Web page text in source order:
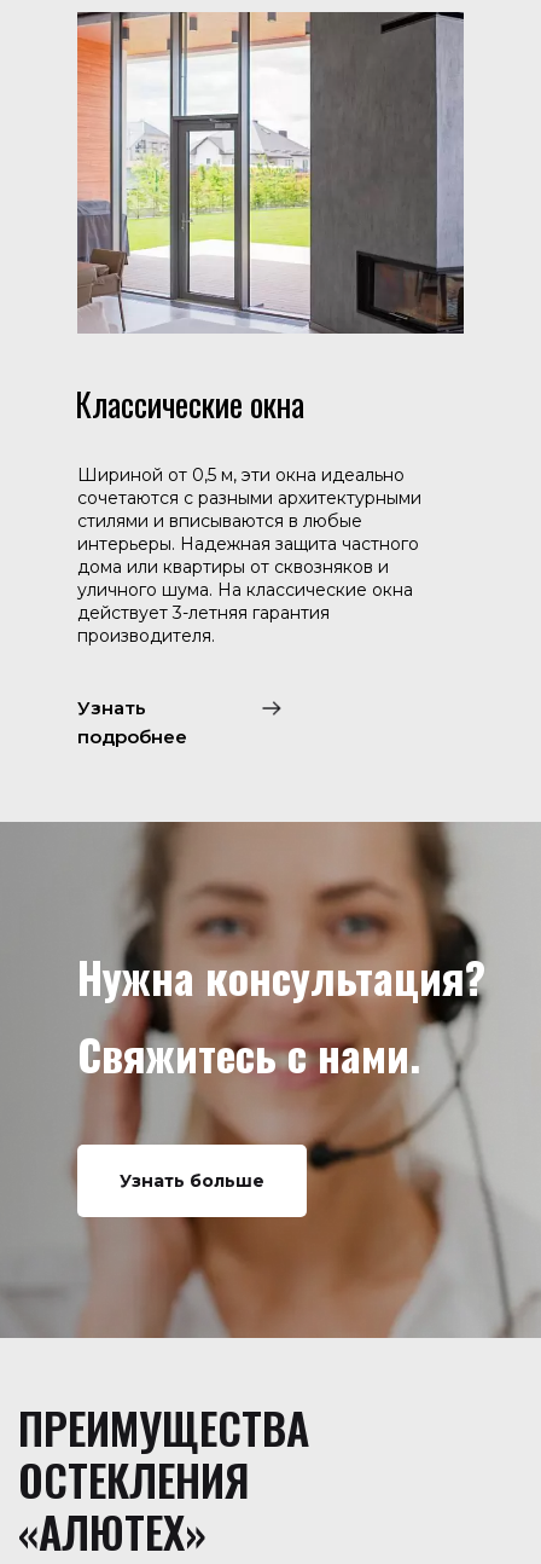
Узнать
подробнее
Шириной от 0,5 м, эти окна идеально
сочетаются с разными архитектурными
стилями и вписываются в любые
интерьеры. Надежная защита частного
дома или квартиры от сквозняков и
уличного шума. На классические окна
действует 3-летняя гарантия
производителя.
Классические окна
Нужна консультация?
Свяжитесь с нами.
Узнать больше
ПРЕИМУЩЕСТВА
ОСТЕКЛЕНИЯ
«АЛЮТЕХ»